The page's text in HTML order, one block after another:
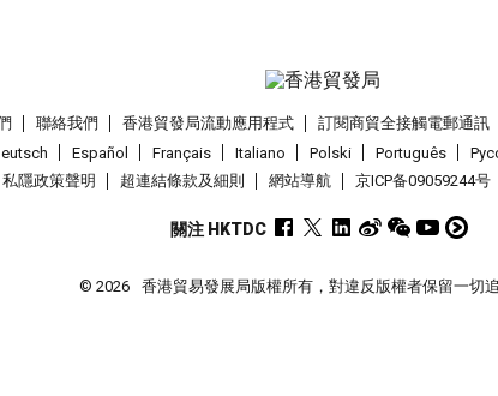
聯絡我們 香港貿發局流動應用程式 訂閱商貿全接觸電郵通訊
Español Français Italiano Polski Português
私隱政策聲明 超連結條款及細則 網站導航 京ICP备09059244号
關注 HKTDC
© 2026 香港貿易發展局版權所有，對違反版權者保留一切追